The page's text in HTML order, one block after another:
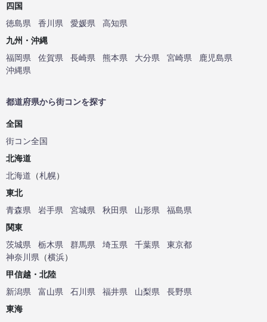
四国
徳島県
香川県 愛媛県
高知県
九州・沖縄
福岡県
佐賀県 長崎県 熊本県 大分県 宮崎県
鹿児島県
沖縄県
都道府県から街コンを探す
全国
街コン全国
北海道
北海道 （札幌）
東北
青森県
岩手県 宮城県 秋田県 山形県
福島県
関東
茨城県
栃木県 群馬県 埼玉県 千葉県
東京都
神奈川県 （横浜）
甲信越・北陸
新潟県
富山県 石川県 福井県 山梨県
長野県
東海